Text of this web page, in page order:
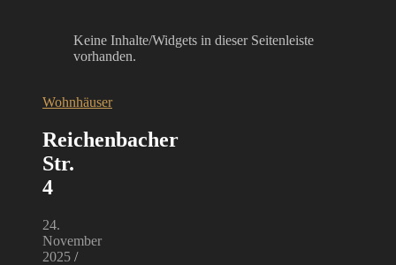
Keine Inhalte/Widgets in dieser Seitenleiste
vorhanden.
Wohnhäuser
Reichenbacher
Str.
4
24.
November
2025 /